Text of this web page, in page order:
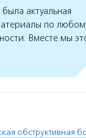
актуальная
по
Вместе мы
обструктивная